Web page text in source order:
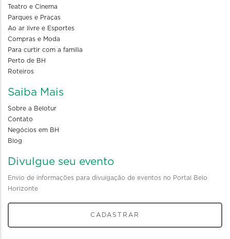
Teatro e Cinema
Parques e Praças
Ao ar livre e Esportes
Compras e Moda
Para curtir com a familia
Perto de BH
Roteiros
Saiba Mais
Sobre a Belotur
Contato
Negócios em BH
Blog
Divulgue seu evento
Envio de informações para divulgação de eventos no Portal Belo
Horizonte
CADASTRAR